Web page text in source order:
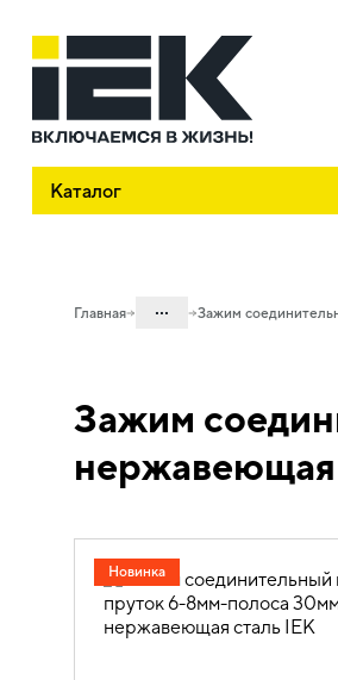
Каталог
Главная ...
05.08.01 Пассивная
05.08.01.03 Соединители
Зажим
Зажим
нержавеющая
Новинка